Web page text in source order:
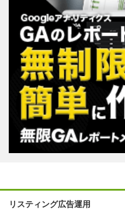
リスティング広告運用